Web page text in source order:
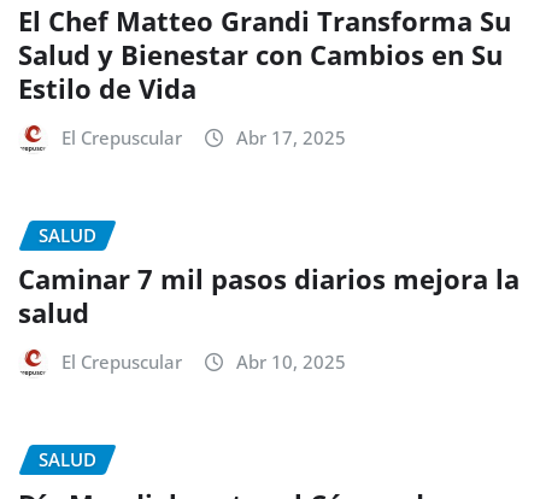
El Chef Matteo Grandi Transforma Su
Salud y Bienestar con Cambios en Su
Estilo de Vida
El Crepuscular Abr 17, 2025
SALUD
Caminar 7 mil pasos diarios mejora la
salud
El Crepuscular Abr 10, 2025
SALUD